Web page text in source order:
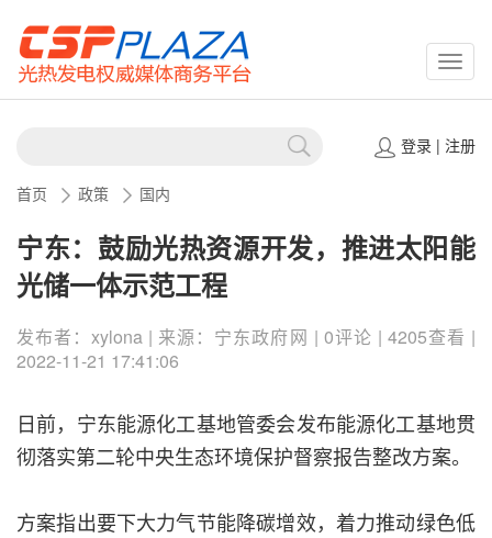
登录| 注册
首页 政策 国内
宁东：鼓励光热资源开发，推进太阳能
光储一体示范工程
发布者：xylona | 来源：宁东政府网 | 0评论 | 4205查看 |
2022-11-21 17:41:06
日前，宁东能源化工基地管委会发布能源化工基地贯
彻落实第二轮中央生态环境保护督察报告整改方案。
方案指出要下大力气节能降碳增效，着力推动绿色低